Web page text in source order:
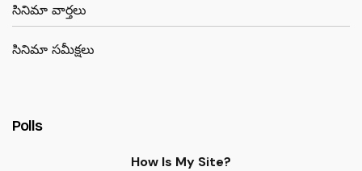
సినిమా వార్తలు
సినిమా సమీక్షలు
Polls
How Is My Site?